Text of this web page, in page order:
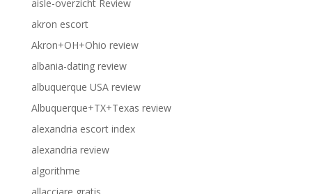
aisle-overzicht Review
akron escort
Akron+OH+Ohio review
albania-dating review
albuquerque USA review
Albuquerque+TX+Texas review
alexandria escort index
alexandria review
algorithme
allacciare gratis